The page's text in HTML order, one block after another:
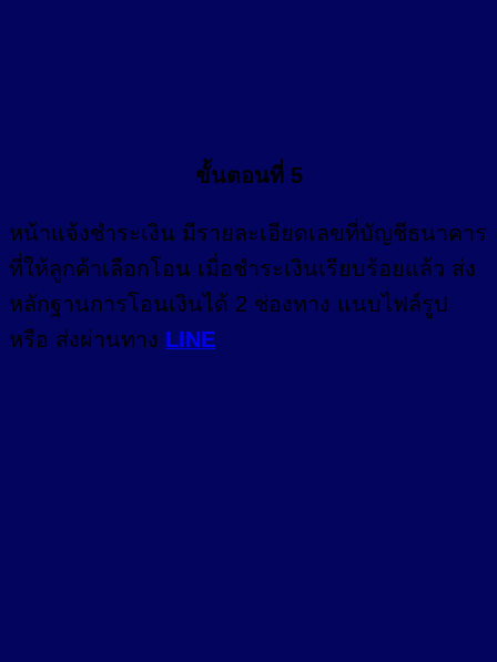
ขั้นตอนที่ 5
หน้าแจ้งชำระเงิน มีรายละเอียดเลขที่บัญชีธนาคาร
ที่ให้ลูกค้าเลือกโอน เมื่อชำระเงินเรียบร้อยแล้ว ส่ง
หลักฐานการโอนเงินได้ 2 ช่องทาง แนบไฟล์รูป
หรือ ส่งผ่านทาง LINE